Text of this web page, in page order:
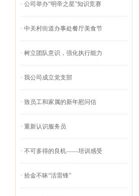
· 公司举办“明帝之星”知识竞赛
· 中关村街道办事处餐厅美食节
· 树立团队意识，强化执行能力
· 我公司成立党支部
· 致员工和家属的新年慰问信
· 重新认识服务员
· 不可多得的良机——培训感受
· 拾金不昧“活雷锋”